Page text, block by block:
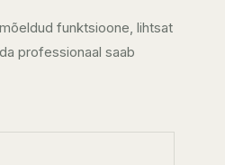
funktsioone, lihtsat
professionaal saab